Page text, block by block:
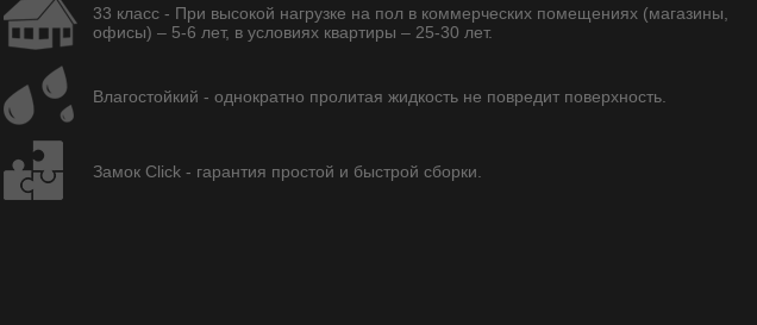
33 класс - При высокой нагрузке на пол в коммерческих помещениях (магазины,
офисы) – 5-6 лет, в условиях квартиры – 25-30 лет.
Влагостойкий - однократно пролитая жидкость не повредит поверхность.
Замок Click - гарантия простой и быстрой сборки.